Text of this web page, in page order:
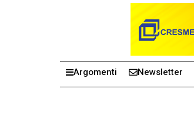
Argomenti Newsletter